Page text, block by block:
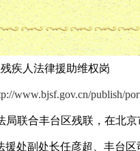
疾人法律援助维权岗
www.bjsf.gov.cn/publish/
局联合丰台区残联，在北
援处副处长任彦超、丰台